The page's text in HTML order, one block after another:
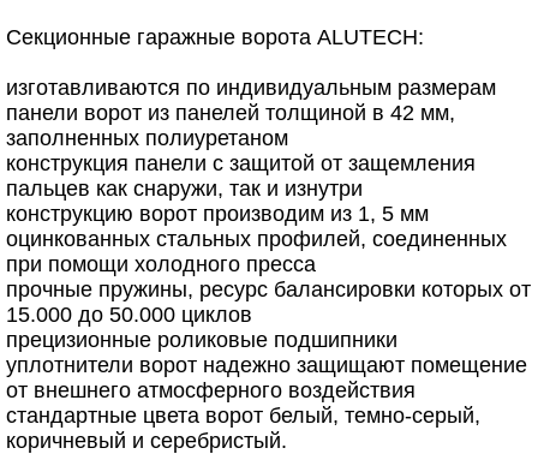
Секционные гаражные ворота ALUTECH:
изготавливаются по индивидуальным размерам
панели ворот из панелей толщиной в 42 мм,
заполненных полиуретаном
конструкция панели с защитой от защемления
пальцев как снаружи, так и изнутри
конструкцию ворот производим из 1, 5 мм
оцинкованных стальных профилей, соединенных
при помощи холодного пресса
прочные пружины, ресурс балансировки которых от
15.000 до 50.000 циклов
прецизионные роликовые подшипники
уплотнители ворот надежно защищают помещение
от внешнего атмосферного воздействия
стандартные цвета ворот белый, темно-серый,
коричневый и серебристый.